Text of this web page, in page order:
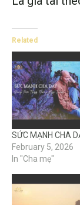
Related
SỨC MẠNH CHA
February 5, 2026
In "Cha mẹ"